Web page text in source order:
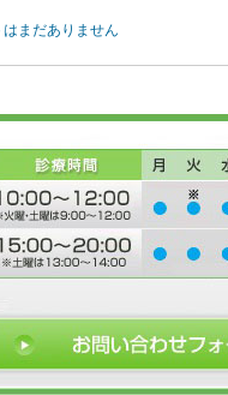
はまだありません